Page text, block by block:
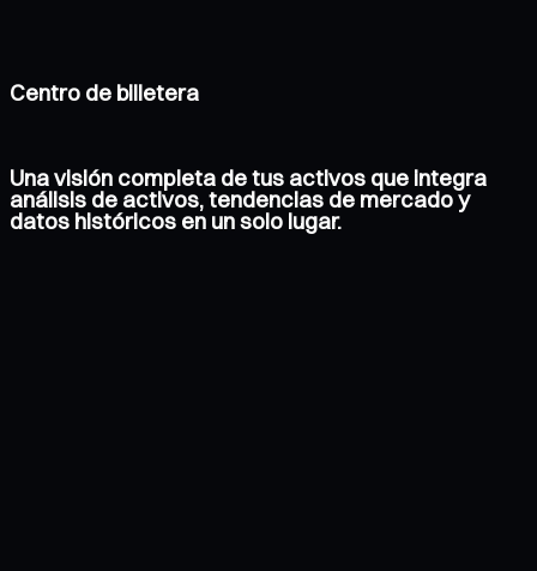
Centro de billetera
Una visión completa de tus activos que integra
análisis de activos, tendencias de mercado y
datos históricos en un solo lugar.